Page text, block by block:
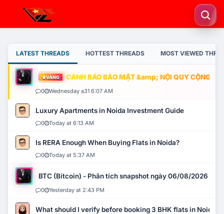
LATEST THREADS HOTTEST THREADS MOST VIEWED
VÀNG CẢNH BÁO BẢO MẬT &amp; NỘI QUY CỘNG
0 Wednesday a31 6:07 AM
Luxury Apartments in Noida Investment Guide
0 Today at 6:13 AM
Is RERA Enough When Buying Flats in Noida?
0 Today at 5:37 AM
BTC (Bitcoin) - Phân tích snapshot ngày 06/08/2026
0 Yesterday at 2:43 PM
What should I verify before booking 3 BHK flats in Noida?